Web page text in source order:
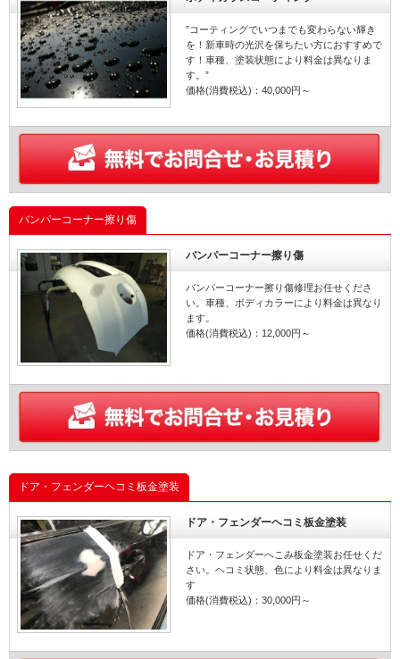
”コーティングでいつまでも変わらない輝き
を！新車時の光沢を保ちたい方におすすめで
す！車種、塗装状態により料金は異なりま
す。”
価格(消費税込)：40,000円～
バンパーコーナー擦り傷
バンパーコーナー擦り傷
バンパーコーナー擦り傷修理お任せくださ
い。車種、ボディカラーにより料金は異なり
ます。
価格(消費税込)：12,000円～
ドア・フェンダーヘコミ板金塗装
ドア・フェンダーヘコミ板金塗装
ドア・フェンダーへこみ板金塗装お任せくだ
さい。ヘコミ状態、色により料金は異なりま
す
価格(消費税込)：30,000円～